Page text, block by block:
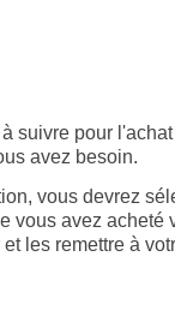
suivre pour
avez besoin.
vous devrez
vous avez acheté
les remettre à